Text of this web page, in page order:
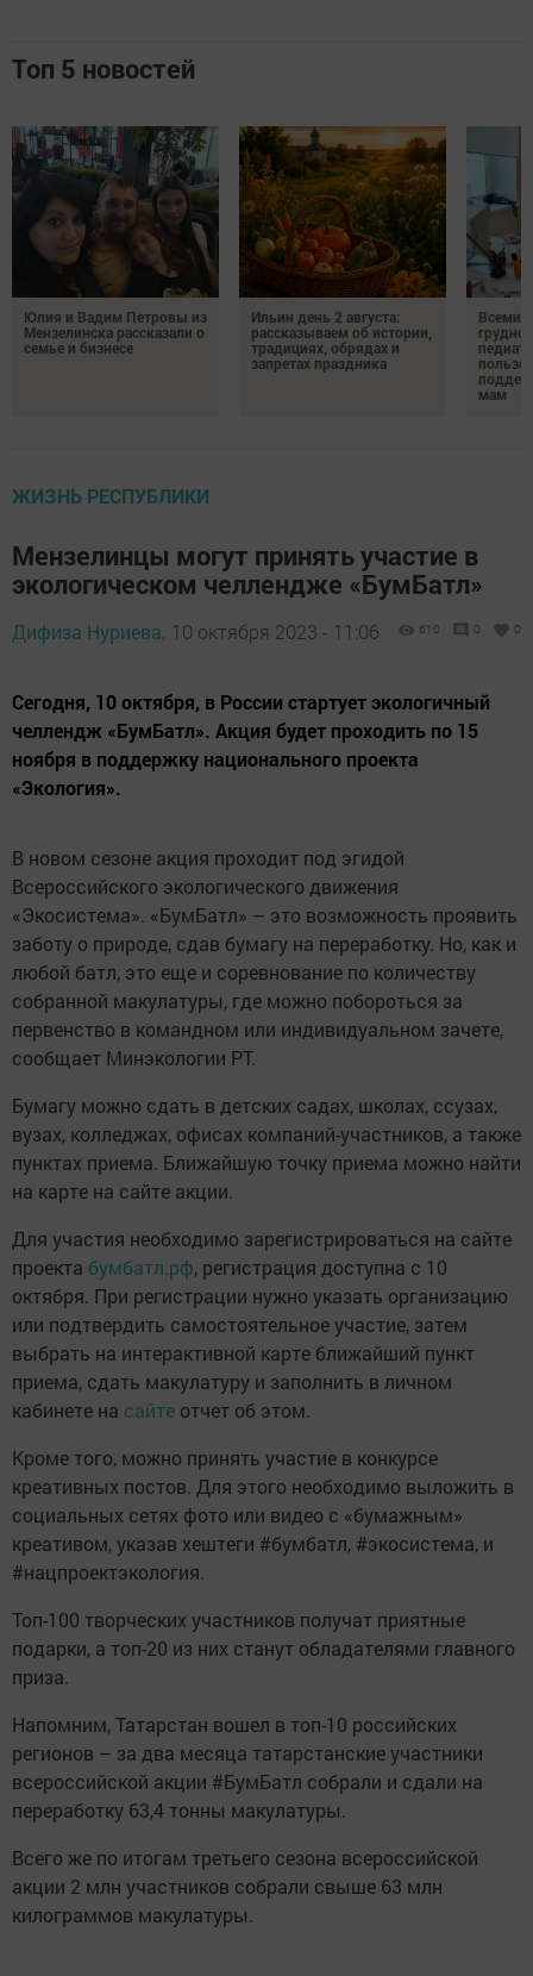
Топ 5 новостей
Юлия и Вадим Петровы из
Мензелинска рассказали о
семье и бизнесе
Ильин день 2 августа:
рассказываем об истории,
традициях, обрядах и
запретах праздника
пользе
мам
ЖИЗНЬ РЕСПУБЛИКИ
Мензелинцы могут принять участие в
экологическом челлендже «БумБатл»
Дифиза Нуриева, 10 октября 2023 - 11:06 610 0 0
Сегодня, 10 октября, в России стартует экологичный
челлендж «БумБатл». Акция будет проходить по 15
ноября в поддержку национального проекта
«Экология».
В новом сезоне акция проходит под эгидой
Всероссийского экологического движения
«Экосистема». «БумБатл» – это возможность проявить
заботу о природе, сдав бумагу на переработку. Но, как и
любой батл, это еще и соревнование по количеству
собранной макулатуры, где можно побороться за
первенство в командном или индивидуальном зачете,
сообщает Минэкологии РТ.
Бумагу можно сдать в детских садах, школах, ссузах,
вузах, колледжах, офисах компаний-участников, а также
пунктах приема. Ближайшую точку приема можно найти
на карте на сайте акции.
Для участия необходимо зарегистрироваться на сайте
проекта бумбатл.рф, регистрация доступна с 10
октября. При регистрации нужно указать организацию
или подтвердить самостоятельное участие, затем
выбрать на интерактивной карте ближайший пункт
приема, сдать макулатуру и заполнить в личном
кабинете на сайте отчет об этом.
Кроме того, можно принять участие в конкурсе
креативных постов. Для этого необходимо выложить в
социальных сетях фото или видео с «бумажным»
креативом, указав хештеги #бумбатл, #экосистема, и
#нацпроектэкология.
Топ-100 творческих участников получат приятные
подарки, а топ-20 из них станут обладателями главного
приза.
Напомним, Татарстан вошел в топ-10 российских
регионов – за два месяца татарстанские участники
всероссийской акции #БумБатл собрали и сдали на
переработку 63,4 тонны макулатуры.
Всего же по итогам третьего сезона всероссийской
акции 2 млн участников собрали свыше 63 млн
килограммов макулатуры.